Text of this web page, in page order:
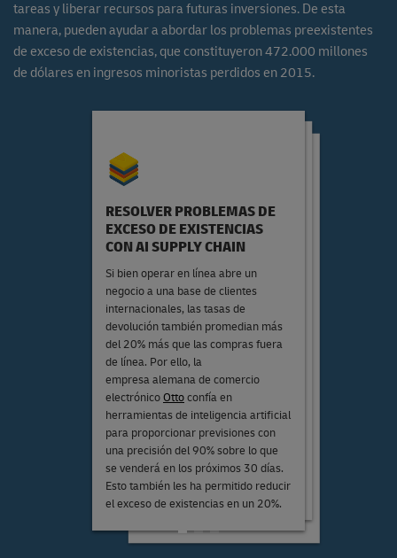
tareas y liberar recursos para futuras inversiones. De esta
manera, pueden ayudar a abordar los problemas preexistentes
de exceso de existencias, que constituyeron 472.000 millones
de dólares en ingresos minoristas perdidos en 2015.
RESOLVER PROBLEMAS DE
EXCESO DE EXISTENCIAS
CON AI SUPPLY CHAIN
Si bien operar en línea abre un
negocio a una base de clientes
internacionales, las tasas de
devolución también promedian más
del 20% más que las compras fuera
de línea. Por ello, la
empresa alemana de comercio
electrónicoOttoconfía en
herramientas de inteligencia artificial
para proporcionar previsiones con
una precisión del 90% sobre lo que
se venderá en los próximos 30 días.
Esto también les ha permitido reducir
el exceso de existencias en un 20%.
PREDICCIÓN DE PRODUCTOS
POPULARES
pueden analizar qué artículos fueron
los más solicitados por la prensa y los
estilistas, lo que ayuda a las marcas a
evaluar aquellos que resultarán
populares. Al predecir la demanda de
un artículo incluso antes de que
llegue a las estanterías, esto puede
regular los procesos de fabricación y
reducir las posibles pérdidas
causadas por la sobreproducción.
Kate Spade
, por ejemplo, utiliza un
sistema ERP para controlar las
existencias y las colecciones
MODA CONTRA LA
CONTAMINACIÓN
errores de previsión hasta en un
50%, lo que las hace
extremadamente beneficiosas para
mejorar la sostenibilidad. Sin
embargo, algunas empresas también
están combatiendo el desperdicio
posventa, conFor
Days
reemplazando las camisas
consumidores por otras recicladas.
Dado que los estadounidenses son
los más propensos a donar ropa que
ya no usan, esto actúa como un
diferenciador clave para los
consumidores conscientes del medio